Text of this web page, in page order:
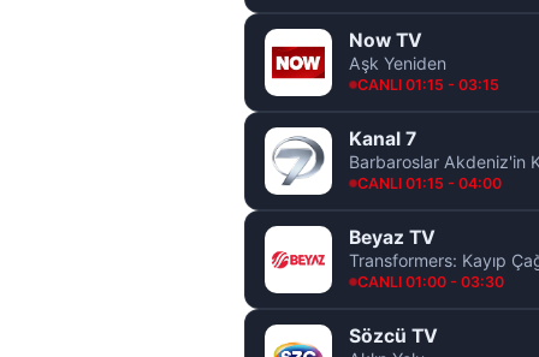
Now TV
Aşk Yeniden
CANLI 01:15 - 03:15
Kanal 7
Barbaroslar Akdeniz'in
CANLI 01:15 - 04:00
Beyaz TV
Transformers: Kayıp
CANLI 01:00 - 03:30
Sözcü TV